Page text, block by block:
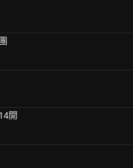
開